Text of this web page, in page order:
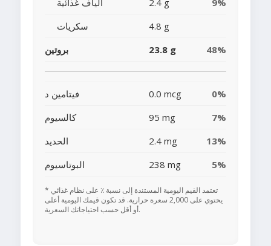
ألياف غذائية 2.4 g
9%
سكريات
4.8 g
بروتين
23.8 g 48%
فيتامين د 0.0 mcg
0%
كالسيوم
95 mg
7%
الحديد
2.4 mg
13%
البوتاسيوم
238 mg 5%
* تعتمد القيم اليومية المستندة إلى نسبة ٪ على نظام غذائي
يحتوي على 2,000 سعرة حرارية. قد تكون قيمك اليومية أعلى
أو أقل حسب احتياجاتك السعرية.